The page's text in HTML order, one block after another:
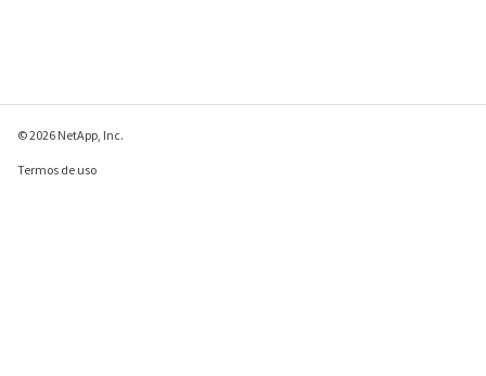
© 2026 NetApp, Inc.
Termos de uso